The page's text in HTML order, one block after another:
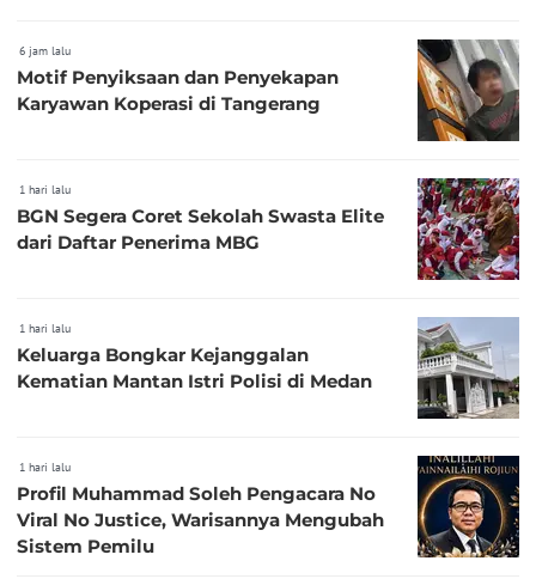
6 jam lalu
Motif Penyiksaan dan Penyekapan
Karyawan Koperasi di Tangerang
1 hari lalu
BGN Segera Coret Sekolah Swasta Elite
dari Daftar Penerima MBG
1 hari lalu
Keluarga Bongkar Kejanggalan
Kematian Mantan Istri Polisi di Medan
1 hari lalu
Profil Muhammad Soleh Pengacara No
Viral No Justice, Warisannya Mengubah
Sistem Pemilu